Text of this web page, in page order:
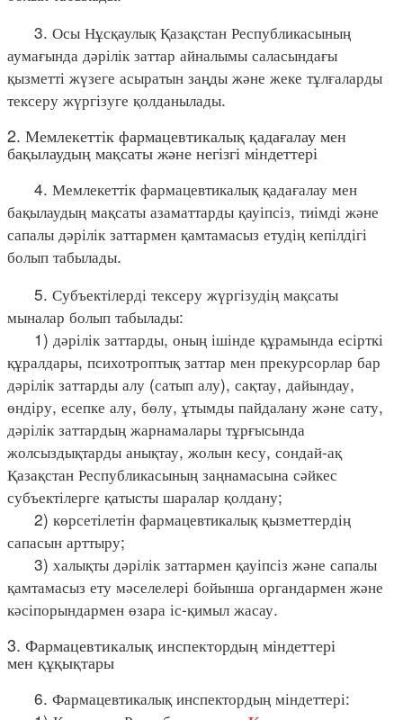
3. Осы Нұсқаулық Қазақстан Республикасының
аумағында дәрілік заттар айналымы саласындағы
қызметті жүзеге асыратын заңды және жеке тұлғаларды
тексеру жүргізуге қолданылады.
2. Мемлекеттік фармацевтикалық қадағалау мен
бақылаудың мақсаты және негізгі міндеттері
4. Мемлекеттік фармацевтикалық қадағалау мен
бақылаудың мақсаты азаматтарды қауіпсіз, тиімді және
сапалы дәрілік заттармен қамтамасыз етудің кепілдігі
болып табылады.
5. Субъектілерді тексеру жүргізудің мақсаты
мыналар болып табылады:
1) дәрілік заттарды, оның ішінде құрамында есірткі
құралдары, психотроптық заттар мен прекурсорлар бар
дәрілік заттарды алу (сатып алу), сақтау, дайындау,
өндіру, есепке алу, бөлу, ұтымды пайдалану және сату,
дәрілік заттардың жарнамалары тұрғысында
жолсыздықтарды анықтау, жолын кесу, сондай-ақ
Қазақстан Республикасының заңнамасына сәйкес
субъектілерге қатысты шаралар қолдану;
2) көрсетілетін фармацевтикалық қызметтердің
сапасын арттыру;
3) халықты дәрілік заттармен қауіпсіз және сапалы
қамтамасыз ету мәселелері бойынша органдармен және
кәсіпорындармен өзара іс-қимыл жасау.
3. Фармацевтикалық инспектордың міндеттері
мен құқықтары
6. Фармацевтикалық инспектордың міндеттері: